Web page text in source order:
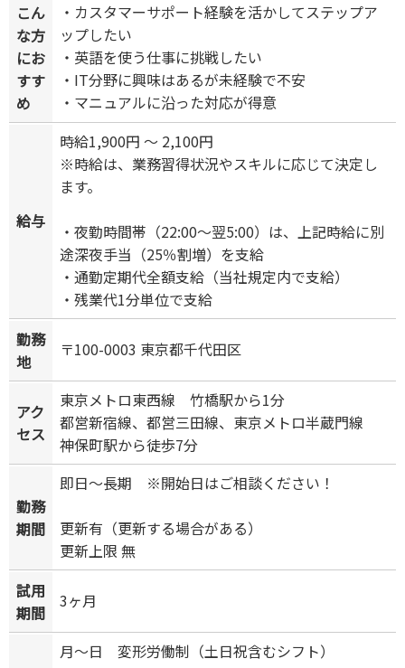
こん
な方
にお
すす
め
・カスタマーサポート経験を活かしてステップア
ップしたい
・英語を使う仕事に挑戦したい
・IT分野に興味はあるが未経験で不安
・マニュアルに沿った対応が得意
給与
時給1,900円 ～ 2,100円
※時給は、業務習得状況やスキルに応じて決定し
ます。
・夜勤時間帯（22:00～翌5:00）は、上記時給に別
途深夜手当（25％割増）を支給
・通勤定期代全額支給（当社規定内で支給）
・残業代1分単位で支給
勤務
地
〒100-0003 東京都千代田区
アク
セス
東京メトロ東西線 竹橋駅から1分
都営新宿線、都営三田線、東京メトロ半蔵門線
神保町駅から徒歩7分
勤務
期間
即日～長期 ※開始日はご相談ください！
更新有（更新する場合がある）
更新上限 無
試用
期間
3ヶ月
月～日 変形労働制（土日祝含むシフト）